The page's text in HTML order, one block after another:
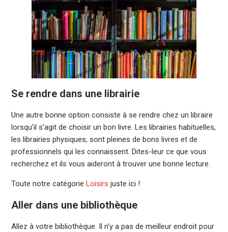
Se rendre dans une librairie
Une autre bonne option consiste à se rendre chez un libraire
lorsqu’il s’agit de choisir un bon livre. Les librairies habituelles,
les librairies physiques, sont pleines de bons livres et de
professionnels qui les connaissent. Dites-leur ce que vous
recherchez et ils vous aideront à trouver une bonne lecture.
Toute notre catégorie Loisirs juste ici !
Aller dans une bibliothèque
Allez à votre bibliothèque. Il n’y a pas de meilleur endroit pour